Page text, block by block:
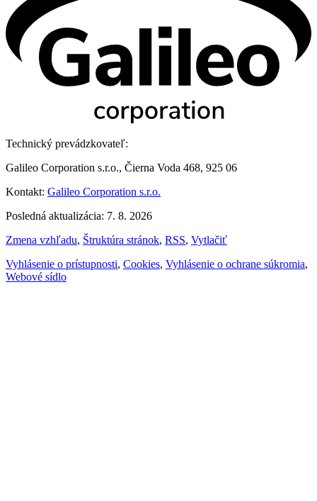
Technický prevádzkovateľ:
Galileo Corporation s.r.o., Čierna Voda 468, 925 06
Kontakt: Galileo Corporation s.r.o.
Posledná aktualizácia: 7. 8. 2026
Zmena vzhľadu, Štruktúra stránok, RSS, Vytlačiť
Vyhlásenie o prístupnosti, Cookies, Vyhlásenie o ochrane súkromia,
Webové sídlo